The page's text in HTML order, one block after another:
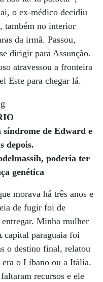
o ex-médico decidiu
também no interior
da irmã. Passou,
dirigir para Assunção.
atravessou a fronteira
Este para chegar lá.
síndrome de Edward e
depois.
poderia ter
genética
morava há três anos e
de fugir foi de
Minha mulher
capital paraguaia foi
o destino final, relatou
o Líbano ou a Itália.
recursos e ele